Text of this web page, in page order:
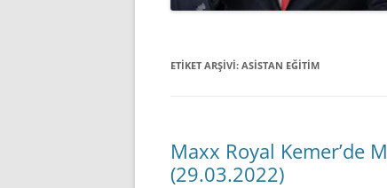
ETIKET ARŞIVI: ASISTAN EĞITIM
Maxx Royal Kemer’de
(29.03.2022)